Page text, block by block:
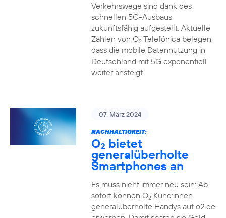
Verkehrswege sind dank des
schnellen 5G-Ausbaus
zukunftsfähig aufgestellt. Aktuelle
Zahlen von O2Telefónica belegen,
dass die mobile Datennutzung in
Deutschland mit 5G exponentiell
weiter ansteigt.
07. März 2024
NACHHALTIGKEIT:
O2 bietet
generalüberholte
Smartphones an
Es muss nicht immer neu sein: Ab
sofort können O2Kund:innen
generalüberholte Handys auf o2.de